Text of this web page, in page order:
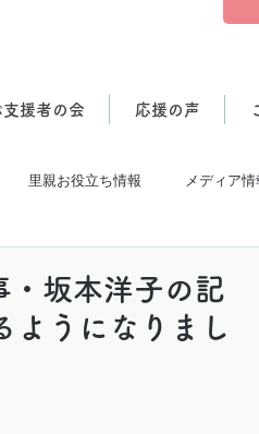
支援者の会 応援の声
里親お役立ち情報 メディア情
・坂本洋子の記
ようになりまし